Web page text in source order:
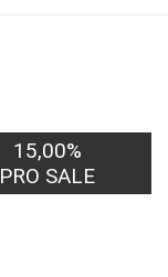
15,00%
PRO SALE